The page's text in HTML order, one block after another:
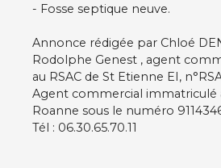
- Fosse septique neuve.
Annonce rédigée par Chloé
Rodolphe Genest , agent
au RSAC de St Etienne EI,
Agent commercial immatriculé
Roanne sous le numéro
Tél : 06.30.65.70.11